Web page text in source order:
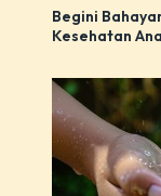
Begini
Kesehatan